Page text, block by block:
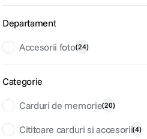
8 .
Departament
Accesorii foto(24)
Categorie
Carduri de memorie(20)
Cititoare carduri si accesorii(4)